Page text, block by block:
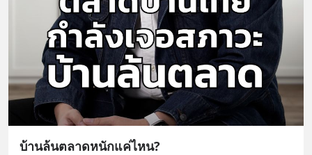
บ้านล้นตลาดหนักแค่ไหน?